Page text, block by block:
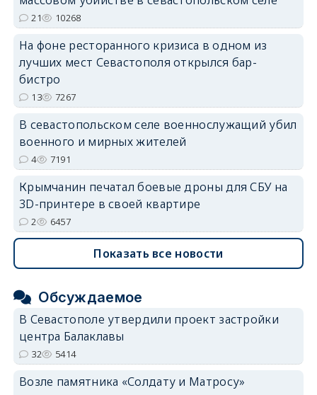
erid: 2SDnjdvhGXG
21 10268
На фоне ресторанного кризиса в одном из
лучших мест Севастополя открылся бар-
бистро
13 7267
В севастопольском селе военнослужащий убил
военного и мирных жителей
4 7191
Крымчанин печатал боевые дроны для СБУ на
3D-принтере в своей квартире
2 6457
Показать все новости
Обсуждаемое
В Севастополе утвердили проект застройки
центра Балаклавы
32 5414
Возле памятника «Солдату и Матросу»